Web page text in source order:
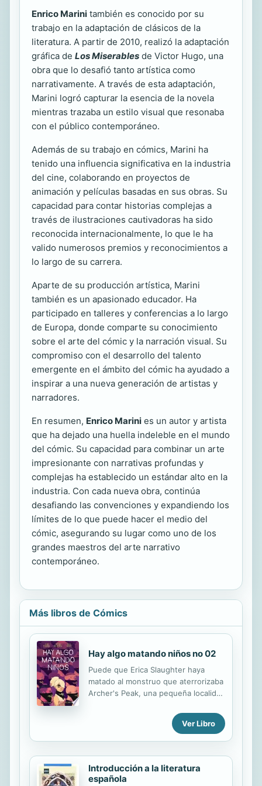
Enrico Marini también es conocido por su
trabajo en la adaptación de clásicos de la
literatura. A partir de 2010, realizó la adaptación
gráfica de Los Miserables de Victor Hugo, una
obra que lo desafió tanto artística como
narrativamente. A través de esta adaptación,
Marini logró capturar la esencia de la novela
mientras trazaba un estilo visual que resonaba
con el público contemporáneo.
Además de su trabajo en cómics, Marini ha
tenido una influencia significativa en la industria
del cine, colaborando en proyectos de
animación y películas basadas en sus obras. Su
capacidad para contar historias complejas a
través de ilustraciones cautivadoras ha sido
reconocida internacionalmente, lo que le ha
valido numerosos premios y reconocimientos a
lo largo de su carrera.
Aparte de su producción artística, Marini
también es un apasionado educador. Ha
participado en talleres y conferencias a lo largo
de Europa, donde comparte su conocimiento
sobre el arte del cómic y la narración visual. Su
compromiso con el desarrollo del talento
emergente en el ámbito del cómic ha ayudado a
inspirar a una nueva generación de artistas y
narradores.
En resumen, Enrico Marini es un autor y artista
que ha dejado una huella indeleble en el mundo
del cómic. Su capacidad para combinar un arte
impresionante con narrativas profundas y
complejas ha establecido un estándar alto en la
industria. Con cada nueva obra, continúa
desafiando las convenciones y expandiendo los
límites de lo que puede hacer el medio del
cómic, asegurando su lugar como uno de los
grandes maestros del arte narrativo
contemporáneo.
Más libros de Cómics
Hay algo matando niños no 02
Puede que Erica Slaughter haya
matado al monstruo que aterrorizaba
Archer's Peak, una pequeña localidad
lejos de haber terminado. Mientras
llega su misterioso responsable para
esclarecer el desastre y poner en
introduce más profundamente en el
bosque... porque el monstruo que
Ver Libro
Introducción a la literatura
española